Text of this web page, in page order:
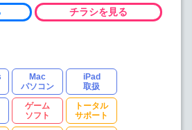
チラシを見る
Mac
パソコン
iPad
取扱
ゲーム
ソフト
トータル
サポート